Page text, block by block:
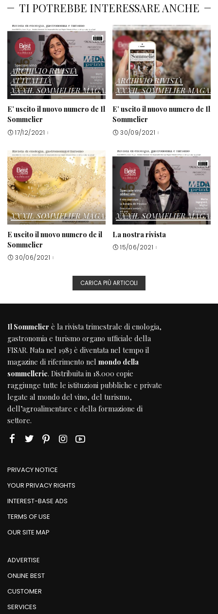
TI POTREBBE INTERESSARE ANCHE
ARCHIVIO RIVISTA
ATTUALITÀ
XXXIL SOMMELIER MAGAZINE
E’ uscito il nuovo numero de Il
Sommelier
17/12/2021
ARCHIVIO RIVISTA
XXXIL SOMMELIER
E’ uscito il nuovo numero de Il
Sommelier
30/09/2021
XXXIL SOMMELIER MAGAZINE
E uscito il nuovo numero de il
Sommelier
30/06/2021
XXXIL SOMMELIER
La nostra rivista
15/06/2021
CARICA PIÙ ARTICOLI
Il Sommelier è la rivista trimestrale di enologia,
gastronomia e turismo organo ufficiale della
FISAR. Nata nel 1983 è diventata nel tempo il
magazine di riferimento nel mondo della
sommellerie. Distribuita in 18.000 copie
raggiunge tutte le istituzioni pubbliche e private
legate al mondo del vino, del turismo,
dell’agroalimentare e della formazione di
settore.
PRIVACY NOTICE
YOUR PRIVACY RIGHTS
INTEREST-BASE ADS
TERMS OF USE
OUR SITE MAP
ADVERTISE
ONLINE BEST
CUSTOMER
SERVICES